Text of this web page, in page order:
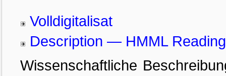
Volldigitalisat
Description — HMML
Wissenschaftliche